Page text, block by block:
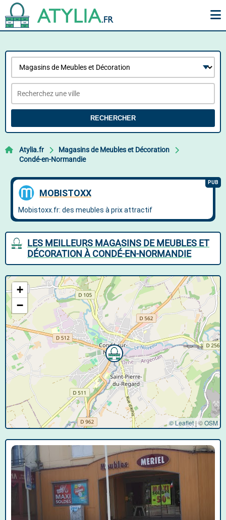
RECHERCHER
Atylia.fr
Magasins de Meubles et Décoration
Condé-en-Normandie
LES MEILLEURS MAGASINS DE MEUBLES ET
DÉCORATION À CONDÉ-EN-NORMANDIE
+
−
© Leaflet | ©OSM